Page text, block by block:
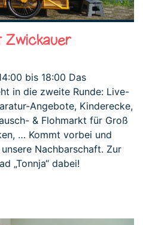
Zwickauer
bis 18:00 Das
in die zweite Runde: Live-
Angebote, Kinderecke,
& Flohmarkt für Groß
… Kommt vorbei und
Nachbarschaft. Zur
„Tonnja“ dabei!